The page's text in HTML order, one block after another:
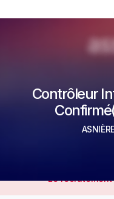
Contrôleur
Le